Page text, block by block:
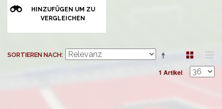
HINZUFÜGEN UM ZU
VERGLEICHEN
SORTIEREN NACH
1 Artikel